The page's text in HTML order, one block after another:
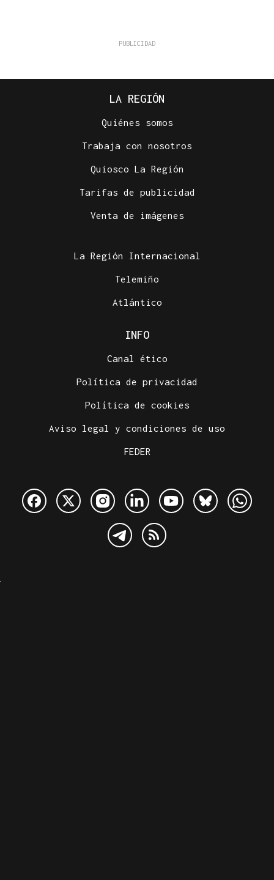
LA REGIÓN
Quiénes somos
Trabaja con nosotros
Quiosco La Región
Tarifas de publicidad
Venta de imágenes
La Región Internacional
Telemiño
Atlántico
INFO
Canal ético
Política de privacidad
Política de cookies
Aviso legal y condiciones de uso
FEDER